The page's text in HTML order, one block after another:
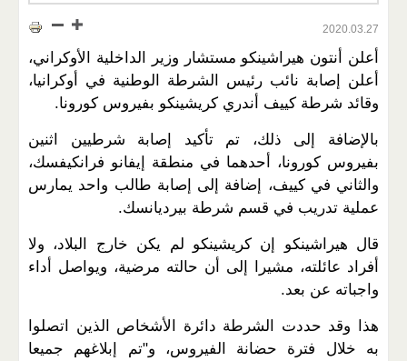
2020.03.27
أعلن أنتون هيراشينكو مستشار وزير الداخلية الأوكراني،
أعلن إصابة نائب رئيس الشرطة الوطنية في أوكرانيا،
وقائد شرطة كييف أندري كريشينكو بفيروس كورونا.
بالإضافة إلى ذلك، تم تأكيد إصابة شرطيين اثنين
بفيروس كورونا، أحدهما في منطقة إيفانو فرانكيفسك،
والثاني في كييف، إضافة إلى إصابة طالب واحد يمارس
عملية تدريب في قسم شرطة بيرديانسك.
قال هيراشينكو إن كريشينكو لم يكن خارج البلاد، ولا
أفراد عائلته، مشيرا إلى أن حالته مرضية، ويواصل أداء
واجباته عن بعد.
هذا وقد حددت الشرطة دائرة الأشخاص الذين اتصلوا
به خلال فترة حضانة الفيروس، و"تم إبلاغهم جميعا